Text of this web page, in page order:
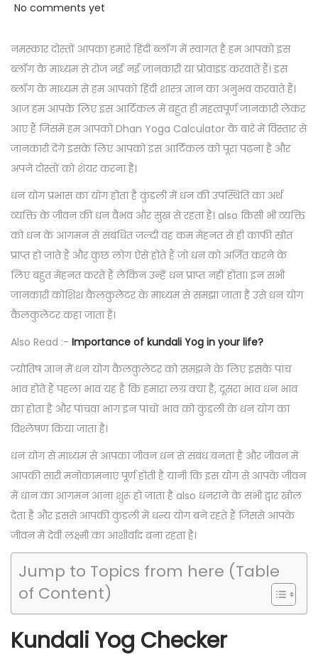
o
t
e
d
o
n
e
r
u
a
r
y
1
9
t
e
d
i
n
No comments yet
नमस्कार दोस्तों आपका हमारे हिंदी ब्लॉग में स्वागत है हम आपको इस
ब्लॉग के माध्यम से रोज नई नई जानकारी या प्रोवाइड करवाते हैं। इस
ब्लॉग के माध्यम से हम आपको हिंदी शास्त्र ज्ञान का अनुभव करवाते हैं।
आज हम आपके लिए इस आर्टिकल में बहुत ही महत्वपूर्ण जानकारी लेकर
आए हैं जिसमें हम आपको Dhan Yoga Calculator के बारे में विस्तार से
जानकारी देंगे इसके लिए आपको इस आर्टिकल को पूरा पढ़ना है और
अपने दोस्तों को शेयर करना है।
धन योग प्रभास का योग होता है कुंडली में धन की उपस्थिति का अर्थ
व्यक्ति के जीवन की धन वैभव और सुख से रहता है। also किसी भी व्यक्ति
को धन के आगमन से संबंधित जल्दी वह कम मेहनत से ही काफी स्रोत
प्राप्त हो जाते हैं और कुछ लोग ऐसे होते हैं जो धन को अर्जित करने के
लिए बहुत मेहनत करते हैं लेकिन उन्हें धन प्राप्त नहीं होता। इन सभी
जानकारी कोशिश कैलकुलेटर के माध्यम से समझा जाता है उसे धन योग
कैलकुलेटर कहा जाता है।
Also Read :- Importance of kundali Yog in your life?
ज्योतिष ज्ञान में धन योग कैलकुलेटर को समझने के लिए इसके पांच
भाव होते हैं पहला भाव यह है कि हमारा लग्र क्या है, दूसरा भाव धन भाव
का होता है और पांचवा भाग इन पांचों भाव को कुंडली के धन योग का
विश्लेषण किया जाता है।
धन योग से माध्यम से आपका जीवन धन से संबंध बनता है और जीवन में
आपकी सारी मनोकामनाएं पूर्ण होती है यानी कि इस योग से आपके जीवन
में धान का आगमन आना शुरू हो जाता है also धनराने के सभी द्वार खोल
देता है और इससे आपकी कुंडली में धन्य योग बने रहते हैं जिससे आपके
जीवन में देवी लक्ष्मी का आशीर्वाद बना रहता है।
Jump to Topics from here (Table
of Content)
Kundali Yog Checker